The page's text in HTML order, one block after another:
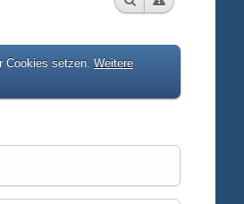
Cookies setzen. Weitere